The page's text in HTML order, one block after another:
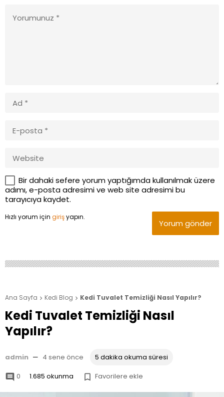
Bir dahaki sefere yorum yaptığımda kullanılmak üzere
adımı, e-posta adresimi ve web site adresimi bu
tarayıcıya kaydet.
Hızlı yorum için girişyapın.
Yorum gönder
Ana Sayfa  Kedi Blog  Kedi Tuvalet Temizliği Nasıl Yapılır?
Kedi Tuvalet Temizliği Nasıl
Yapılır?
admin — 4 sene önce 5 dakika okuma süresi
 0 1.685 okunma  Favorilere ekle